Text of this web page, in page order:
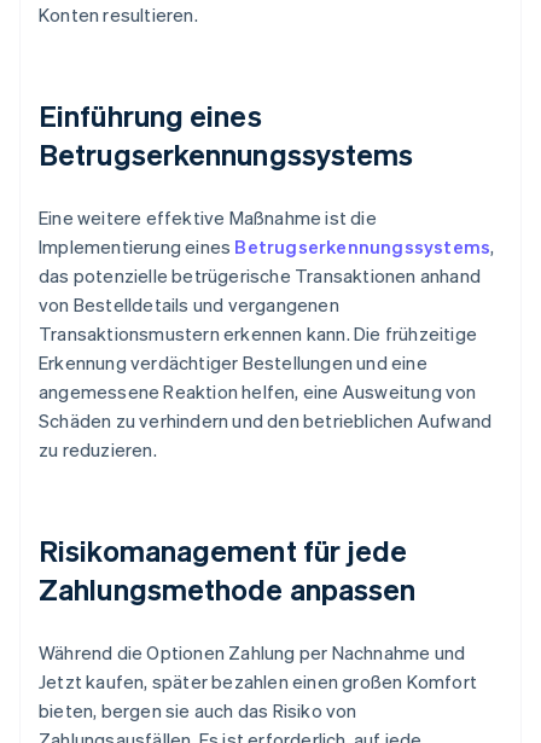
Konten resultieren.
Einführung eines
Betrugserkennungssystems
Eine weitere effektive Maßnahme ist die
Implementierung eines Betrugserkennungssystems,
das potenzielle betrügerische Transaktionen anhand
von Bestelldetails und vergangenen
Transaktionsmustern erkennen kann. Die frühzeitige
Erkennung verdächtiger Bestellungen und eine
angemessene Reaktion helfen, eine Ausweitung von
Schäden zu verhindern und den betrieblichen Aufwand
zu reduzieren.
Risikomanagement für jede
Zahlungsmethode anpassen
Während die Optionen Zahlung per Nachnahme und
Jetzt kaufen, später bezahlen einen großen Komfort
bieten, bergen sie auch das Risiko von